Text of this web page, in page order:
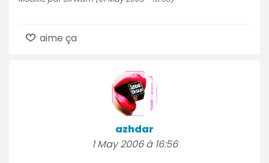
aime ça
azhdar
1 May 2006 à 16:56